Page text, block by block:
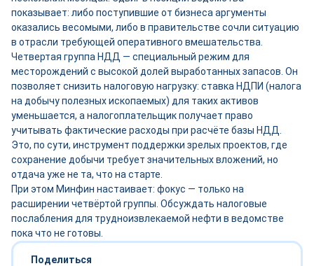
показывает: либо поступившие от бизнеса аргументы
оказались весомыми, либо в правительстве сочли ситуацию
в отрасли требующей оперативного вмешательства.
Четвертая группа НДД — специальный режим для
месторождений с высокой долей выработанных запасов. Он
позволяет снизить налоговую нагрузку: ставка НДПИ (налога
на добычу полезных ископаемых) для таких активов
уменьшается, а налогоплательщик получает право
учитывать фактические расходы при расчёте базы НДД.
Это, по сути, инструмент поддержки зрелых проектов, где
сохранение добычи требует значительных вложений, но
отдача уже не та, что на старте.
При этом Минфин настаивает: фокус — только на
расширении четвёртой группы. Обсуждать налоговые
послабления для трудноизвлекаемой нефти в ведомстве
пока что не готовы.
Поделиться